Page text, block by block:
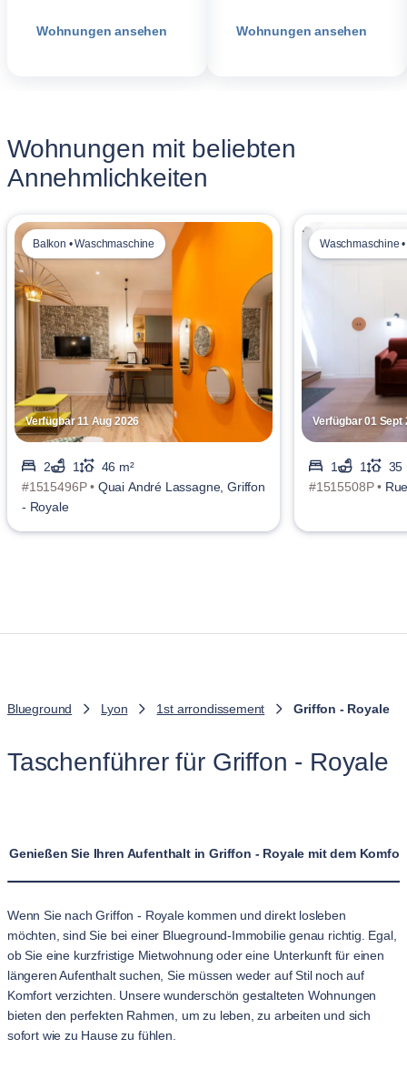
Wohnungen ansehen Wohnungen ansehen
Wohnungen mit beliebten
Annehmlichkeiten
Verfügbar 11 Aug 2026
Balkon • Waschmaschine
2 1
46 m²
#1515496P • Quai André Lassagne, Griffon
- Royale
Verfügbar 01 Sept
Waschmaschine
1 1
35
#1515508P •
Blueground Lyon 1st arrondissement Griffon - Royale
Taschenführer für Griffon - Royale
Genießen Sie Ihren Aufenthalt in Griffon - Royale mit dem
Wenn Sie nach Griffon - Royale kommen und direkt losleben
möchten, sind Sie bei einer Blueground-Immobilie genau richtig. Egal,
ob Sie eine kurzfristige Mietwohnung oder eine Unterkunft für einen
längeren Aufenthalt suchen, Sie müssen weder auf Stil noch auf
Komfort verzichten. Unsere wunderschön gestalteten Wohnungen
bieten den perfekten Rahmen, um zu leben, zu arbeiten und sich
sofort wie zu Hause zu fühlen.